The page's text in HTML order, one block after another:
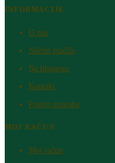
INFORMACIJE
O nas
Načini plačila
Na blagajno
Kontakt
Pogoji uporabe
MOJ RAČUN
Moj račun